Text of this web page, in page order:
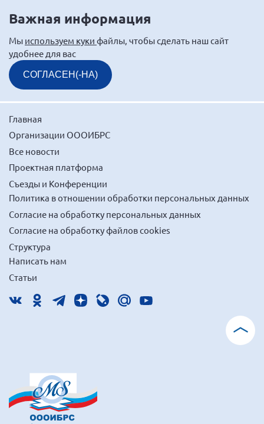
Ставропольский край
Сахалинская область
Томская область
Тульская область
Челябинская область
Ярославская область
Важная информация
Мы используем куки файлы, чтобы сделать наш сайт
удобнее для вас
СОГЛАСЕН(-НА)
Главная
Организации ОООИБРС
Все новости
Проектная платформа
Съезды и Конференции
Политика в отношении обработки персональных данных
Согласие на обработку персональных данных
Согласие на обработку файлов cookies
Структура
Написать нам
Статьи